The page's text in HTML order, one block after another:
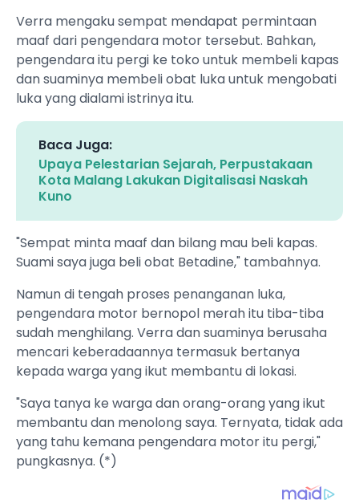
Verra mengaku sempat mendapat permintaan
maaf dari pengendara motor tersebut. Bahkan,
pengendara itu pergi ke toko untuk membeli kapas
dan suaminya membeli obat luka untuk mengobati
luka yang dialami istrinya itu.
Baca Juga:
Upaya Pelestarian Sejarah, Perpustakaan
Kota Malang Lakukan Digitalisasi Naskah
Kuno
"Sempat minta maaf dan bilang mau beli kapas.
Suami saya juga beli obat Betadine," tambahnya.
Namun di tengah proses penanganan luka,
pengendara motor bernopol merah itu tiba-tiba
sudah menghilang. Verra dan suaminya berusaha
mencari keberadaannya termasuk bertanya
kepada warga yang ikut membantu di lokasi.
"Saya tanya ke warga dan orang-orang yang ikut
membantu dan menolong saya. Ternyata, tidak ada
yang tahu kemana pengendara motor itu pergi,"
pungkasnya. (*)